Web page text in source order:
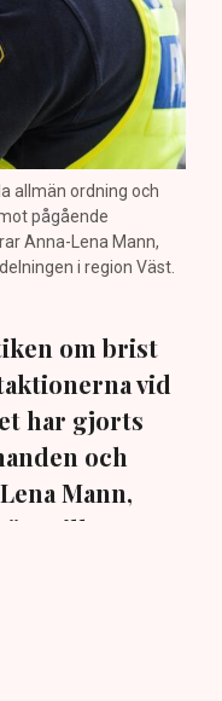
allmän ordning och
pågående
Anna-Lena Mann,
i region Väst.
om brist
vid
har gjorts
och
Mann,
till TN.